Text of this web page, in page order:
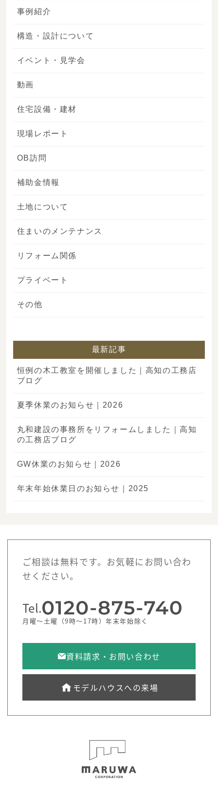
事例紹介
構造・設計について
イベント・見学会
動画
住宅設備・建材
現場レポート
OB訪問
補助金情報
土地について
住まいのメンテナンス
リフォーム関係
プライベート
その他
最新記事
恒例の木工教室を開催しました｜高知の工務店
ブログ
夏季休業のお知らせ｜2026
丸和建設の事務所をリフォームしました｜高知
の工務店ブログ
GW休業のお知らせ｜2026
年末年始休業日のお知らせ｜2025
ご相談は無料です。お気軽にお問い合わ
せください。
Tel.
月曜～土曜（9時～17時）年末年始除く
資料請求・お問い合わせ
モデルハウスへの来場